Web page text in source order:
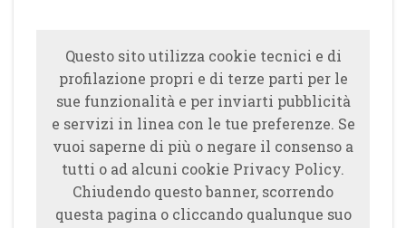
Questo sito utilizza cookie tecnici e di
profilazione propri e di terze parti per le
sue funzionalità e per inviarti pubblicità
e servizi in linea con le tue preferenze. Se
vuoi saperne di più o negare il consenso a
tutti o ad alcuni cookie Privacy Policy.
Chiudendo questo banner, scorrendo
questa pagina o cliccando qualunque suo